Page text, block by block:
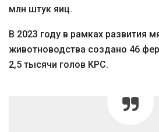
млн штук яиц.
В 2023 году в рамках развития
животноводства создано 46
2,5 тысячи голов КРС.